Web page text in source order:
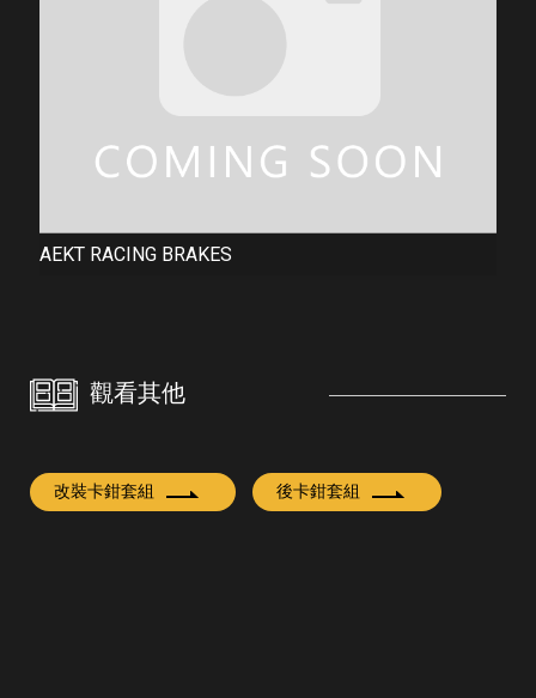
AEKT RACING BRAKES
觀看其他
改裝卡鉗套組 後卡鉗套組